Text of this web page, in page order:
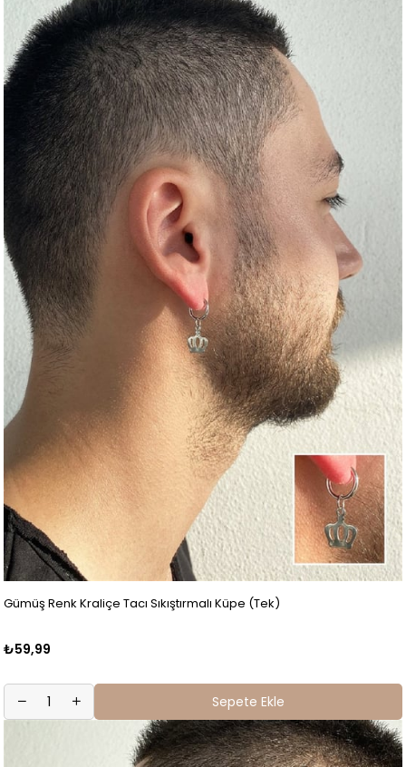
Gümüş Renk Kraliçe Tacı Sıkıştırmalı Küpe (Tek)
₺59,99
Sepete Ekle